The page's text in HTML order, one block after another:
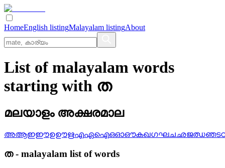
HomeEnglish listingMalayalam listingAbout
List of malayalam words
starting with ത
മലയാളം അക്ഷരമാല
അആഇഈഉഊഋഎഏഐഒഓഔകഖഗഘചഛജഝഞട
ത- malayalam list of words